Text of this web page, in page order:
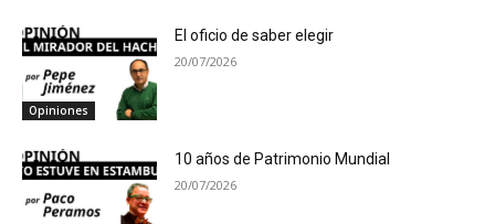
Opiniones
El oficio de saber elegir
20/07/2026
10 años de Patrimonio Mundial
20/07/2026